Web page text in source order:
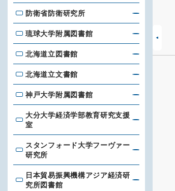
防衛省防衛研究所
防衛省防衛研究所
琉球大学附属図書館
琉球大学附属図書館
北海道立図書館
北海道立図書館
北海道立文書館
北海道立文書館
神戸大学附属図書館
神戸大学附属図書館
大分大学経済学部教育研究支援室
大分大学経済学部教育研究支援
室
スタンフォード大学フーヴァー研究所
スタンフォード大学フーヴァー
研究所
日本貿易振興機構アジア経済研究所図書館
日本貿易振興機構アジア経済研
究所図書館